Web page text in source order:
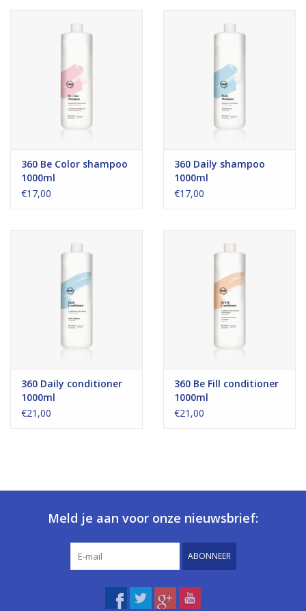
360 Be Color shampoo
1000ml
€17,00
360 Daily shampoo
1000ml
€17,00
360 Daily conditioner
1000ml
€21,00
360 Be Fill conditioner
1000ml
€21,00
Meld je aan voor onze nieuwsbrief:
ABONNEER